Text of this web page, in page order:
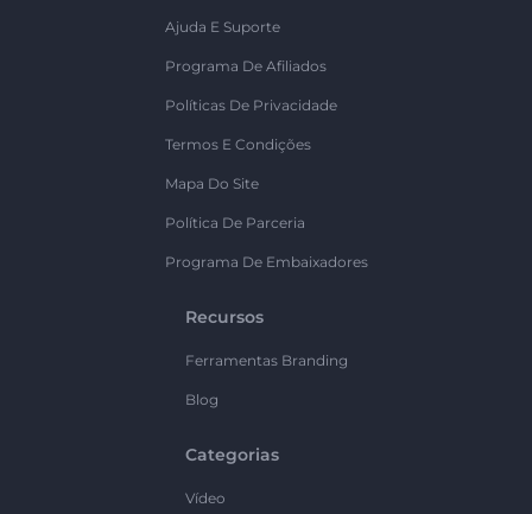
Ajuda E Suporte
Programa De Afiliados
Políticas De Privacidade
Termos E Condições
Mapa Do Site
Política De Parceria
Programa De Embaixadores
Recursos
Ferramentas Branding
Blog
Categorias
Vídeo